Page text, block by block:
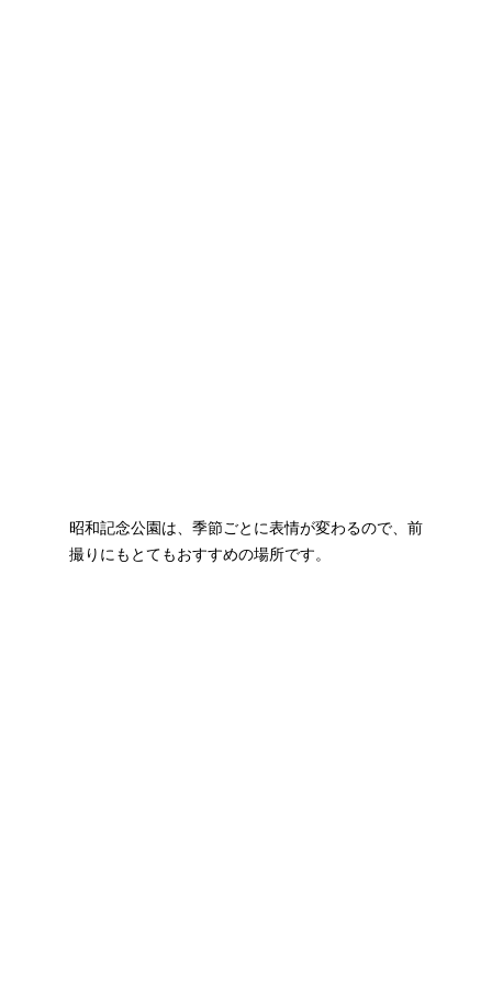
昭和記念公園は、季節ごとに表情が変わるので、前
撮りにもとてもおすすめの場所です。